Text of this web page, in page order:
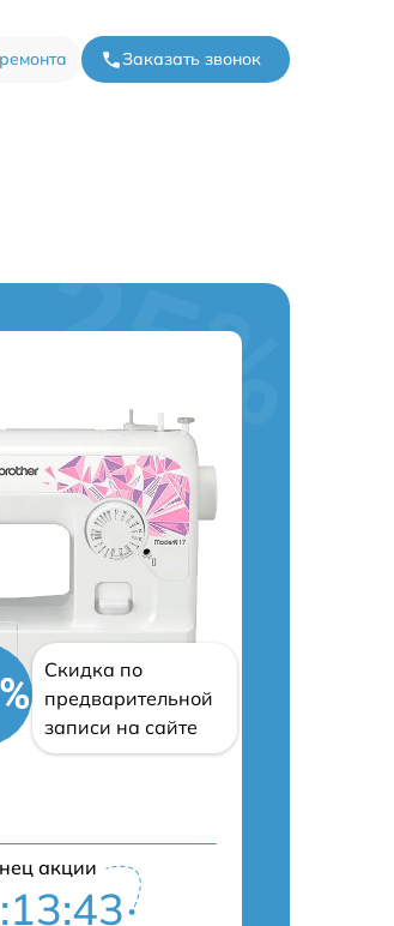
Заказать звонок
Скидка по
предварительной
записи на сайте
акции